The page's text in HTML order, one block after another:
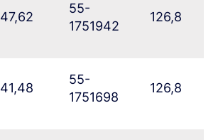
47,62
55-
1751942
126,8
41,48
55-
1751698
126,8